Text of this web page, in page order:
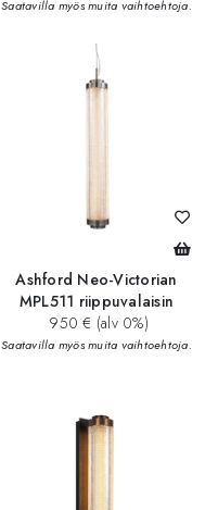
Saatavilla myös muita vaihtoehtoja.
Ashford Neo-Victorian
MPL511 riippuvalaisin
950 € (alv 0%)
Saatavilla myös muita vaihtoehtoja.